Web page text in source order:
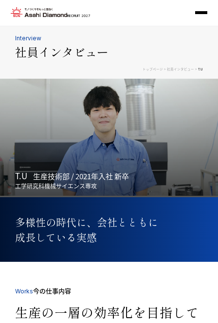
RECRUIT 2027
Interview
社員インタビュー
トップページ > 社員インタビュー > T.U
多様性の時代に、会社とともに
成長している実感
T.U 生産技術部 / 2021年入社 新卒
工学研究科機械サイエンス専攻
Works今の仕事内容
生産の一層の効率化を目指して